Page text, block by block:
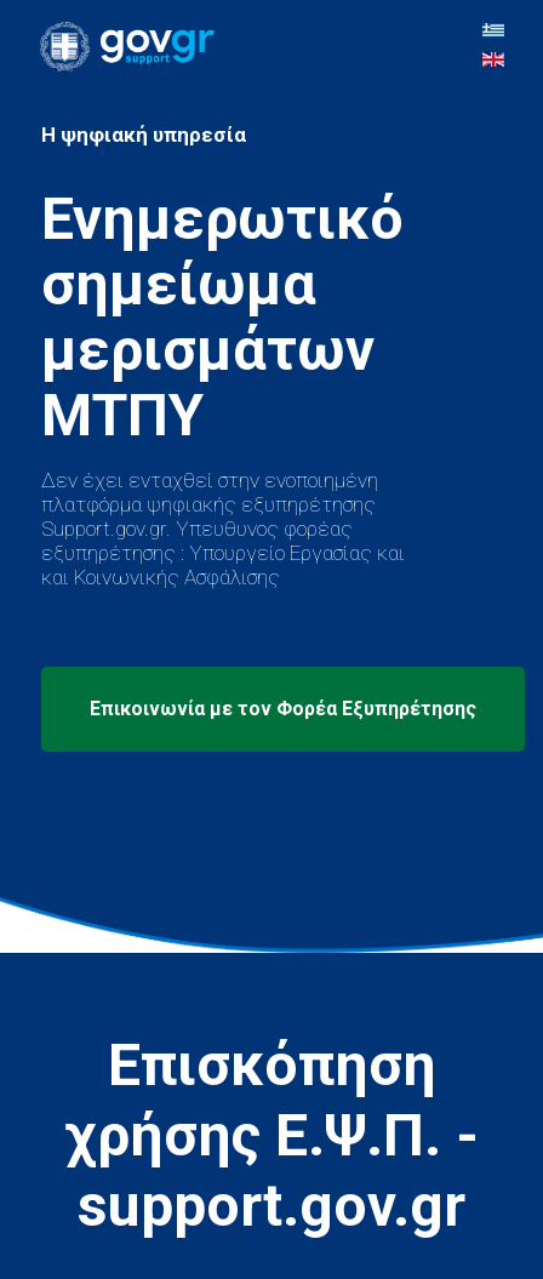
H ψηφιακή υπηρεσία
Ενημερωτικό
σημείωμα
μερισμάτων
Δεν έχει ενταχθεί στην ενοποιημένη
πλατφόρμα ψηφιακής εξυπηρέτησης
Support.gov.gr. Υπευθυνος φορέας
εξυπηρέτησης : Υπουργείο Εργασίας και
και Κοινωνικής Ασφάλισης
Επισκόπηση
χρήσης Ε.Ψ.Π. -
support.gov.gr